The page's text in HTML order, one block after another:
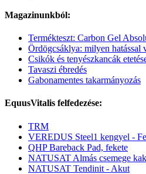
Magazinunkból:
Termékteszt: Carbon Gel
Ördögcsáklya: milyen hatással
Csikók és tenyészkancák
Tavaszi ébredés
Gabonamentes takarmányozás
EquusVitalis felfedezése:
TRM
VEREDUS Steel1 kengyel -
QHP Bareback Pad, fekete
NATUSAT Almás csemege
NATUSAT Tendinit - Akut